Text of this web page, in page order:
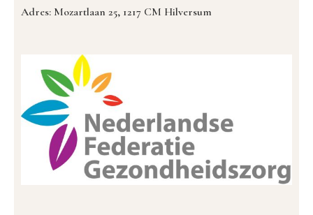
Adres: Mozartlaan 25, 1217 CM Hilversum